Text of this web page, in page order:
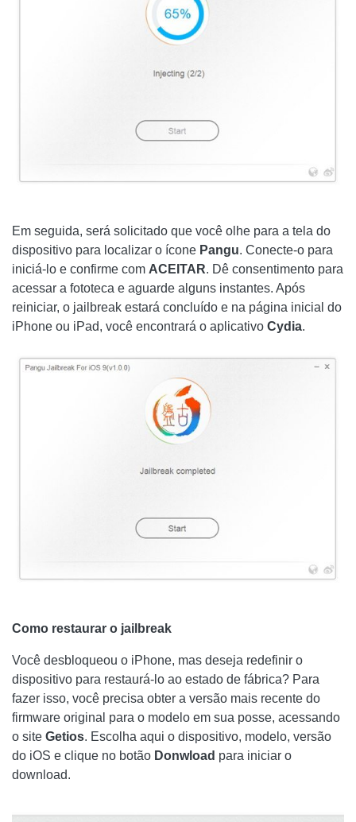
Em seguida, será solicitado que você olhe para a tela do
dispositivo para localizar o ícone Pangu. Conecte-o para
iniciá-lo e confirme com ACEITAR. Dê consentimento para
acessar a fototeca e aguarde alguns instantes. Após
reiniciar, o jailbreak estará concluído e na página inicial do
iPhone ou iPad, você encontrará o aplicativo Cydia.
Como restaurar o jailbreak
Você desbloqueou o iPhone, mas deseja redefinir o
dispositivo para restaurá-lo ao estado de fábrica? Para
fazer isso, você precisa obter a versão mais recente do
firmware original para o modelo em sua posse, acessando
o site Getios. Escolha aqui o dispositivo, modelo, versão
do iOS e clique no botão Donwload para iniciar o
download.